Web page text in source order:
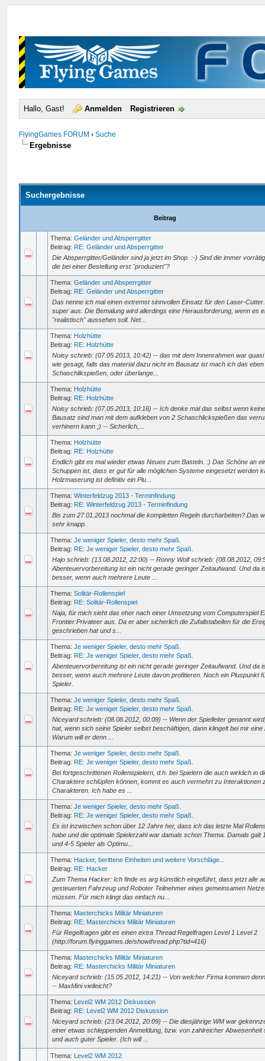
Hallo, Gast! Anmelden Registrieren
FlyingGames FORUM ›Suche
Ergebnisse
Suchergebnisse
Beitrag
Thema:Geländer und Absperrgitter
Beitrag: RE: Geländer und Absperrgitter
Die Absperrgitter/Geländer sind ja jetzt im Shop. :-) Sind die immer
die bei einer Bestellung erst "produziert"?
Thema:Geländer und Absperrgitter
Beitrag: RE: Geländer und Absperrgitter
Das nenne ich mal einen extremst sinnvollen Einsatz für den Laser-
super aus. Die Bemalung wird allerdings eine Herausforderung, wenn es
"realistisch" aussehen soll. Net...
Thema: Holzhütte
Beitrag: RE: Holzhütte
Noisy schrieb: (07.05.2013, 10:42) -- das mit dem Innenrahmen war
wie gesagt, falls das material dazu nicht im Bausatz ist mach ich das
Schaschlikspießen, oder überlange...
Thema: Holzhütte
Beitrag: RE: Holzhütte
Noisy schrieb: (07.05.2013, 10:16) -- Ich denke mal das selbst wenn
Bausatz sind man mit dem aufkleben von 2 Schaschlickspießen das
verhinern kann ;) -- Sicherlich,...
Thema: Holzhütte
Beitrag: RE: Holzhütte
Endlich gibt es mal wieder etwas Neues zum Basteln. :) Das Schöne an
Schuppen ist, dass er gut für alle möglichen Systeme eingesetzt werden
Holzmaserung ist definitiv ein Plu...
Thema:Winterfeldzug 2013 - Terminfindung
Beitrag: RE: Winterfeldzug 2013 - Terminfindung
Bis zum 27.01.2013 nochmal die kompletten Regeln durcharbeiten? Das
sehr knapp.
Thema:Je weniger Spieler, desto mehr Spaß.
Beitrag: RE: Je weniger Spieler, desto mehr Spaß.
Hajo schrieb: (13.08.2012, 22:00) -- Ronny Wolf schrieb: (08.08.2012,
Abenteuervorbereitung ist ein nicht gerade geringer Zeitaufwand. Und da
besser, wenn auch mehrere Leute ...
Thema:Solitär-Rollenspiel
Beitrag: RE: Solitär-Rollenspiel
Naja, für mich sieht das eher nach einer Umsetzung vom Computerspiel
Frontier:Privateer aus. Da er aber sicherlich die Zufallstabellen für die
geschrieben hat und s...
Thema:Je weniger Spieler, desto mehr Spaß.
Beitrag: RE: Je weniger Spieler, desto mehr Spaß.
Abenteuervorbereitung ist ein nicht gerade geringer Zeitaufwand. Und da
besser, wenn auch mehrere Leute davon profitieren. Noch ein Pluspunkt
Spieler.
Thema:Je weniger Spieler, desto mehr Spaß.
Beitrag: RE: Je weniger Spieler, desto mehr Spaß.
Niceyard schrieb: (08.08.2012, 00:09) -- Wenn der Spielleiter genannt
hat, wenn sich seine Spieler selbst beschäftigen, dann klingelt bei mir eine
Warum will er denn ...
Thema:Je weniger Spieler, desto mehr Spaß.
Beitrag: RE: Je weniger Spieler, desto mehr Spaß.
Bei fortgeschrittenen Rollenspielern, d.h. bei Spielern die auch wirklich in
Charaktere schlüpfen können, kommt es auch vermehrt zu Interaktionen
Charakteren. Ich habe es ...
Thema:Je weniger Spieler, desto mehr Spaß.
Beitrag: RE: Je weniger Spieler, desto mehr Spaß.
Es ist inzwischen schon über 12 Jahre her, dass ich das letzte Mal
habe und die optimale Spielerzahl war damals schon Thema. Damals galt
und 4-5 Spieler als Optimu...
Thema: Hacker, berittene Einheiten und weitere Vorschläge...
Beitrag: RE: Hacker
Zum Thema Hacker: Ich finde es arg künstlich eingeführt, dass jetzt alle
gesteuerten Fahrzeug und Roboter Teilnehmer eines gemeinsamen
müssen. Für mich klingt das einfach nu...
Thema: Masterchicks Militär Miniaturen
Beitrag: RE: Masterchicks Militär Miniaturen
Für Regelfragen gibt es einen extra Thread:Regelfragen Level 1 Level 2
(http://forum.flyinggames.de/showthread.php?tid=416)
Thema: Masterchicks Militär Miniaturen
Beitrag: RE: Masterchicks Militär Miniaturen
Niceyard schrieb: (15.05.2012, 14:21) -- Von welcher Firma kommen
-- MaxMini vielleicht?
Thema: Level2 WM 2012 Diskussion
Beitrag: RE: Level2 WM 2012 Diskussion
Niceyard schrieb: (23.04.2012, 20:09) -- Die diesjährige WM war
einer etwas schleppenden Anmeldung, bzw. von zahlreicher Abwesenheit
und auch guter Spieler. (Ich will ...
Thema: Level2 WM 2012